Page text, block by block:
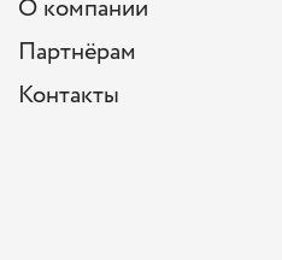
О компании
Партнёрам
Контакты